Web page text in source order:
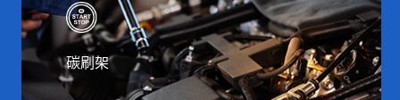
碳刷架